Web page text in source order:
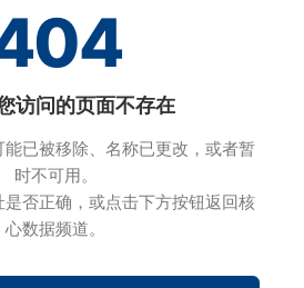
访问的页面不存在
已被移除、名称已更改，或者暂
时不可用。
否正确，或点击下方按钮返回核
心数据频道。